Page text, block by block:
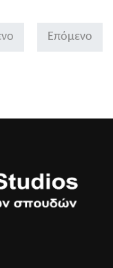
Επόμενο